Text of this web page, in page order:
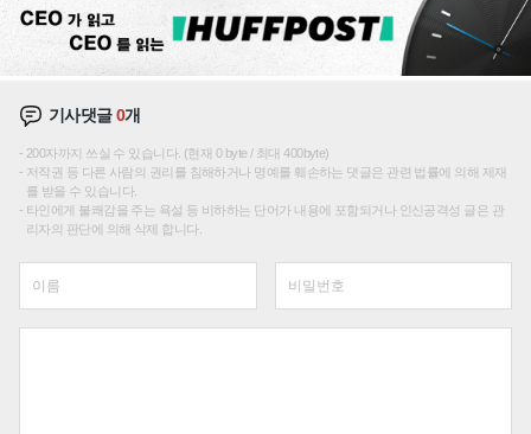
기사댓글0개
200자까지 쓰실 수 있습니다. (현재 0 byte / 최대 400byte)
저작권 등 다른 사람의 권리를 침해하거나 명예를 훼손하는 댓글은 관련 법률에 의해 제재
를 받을 수 있습니다.
타인에게 불쾌감을 주는 욕설 등 비하하는 단어가 내용에 포함되거나 인신공격성 글은 관
리자의 판단에 의해 삭제 합니다.